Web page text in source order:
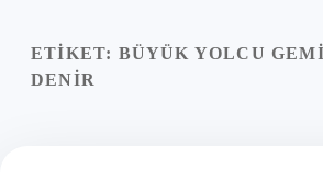
Yasal Uyarı
ETIKET: BÜYÜK YOLCU
DENIR